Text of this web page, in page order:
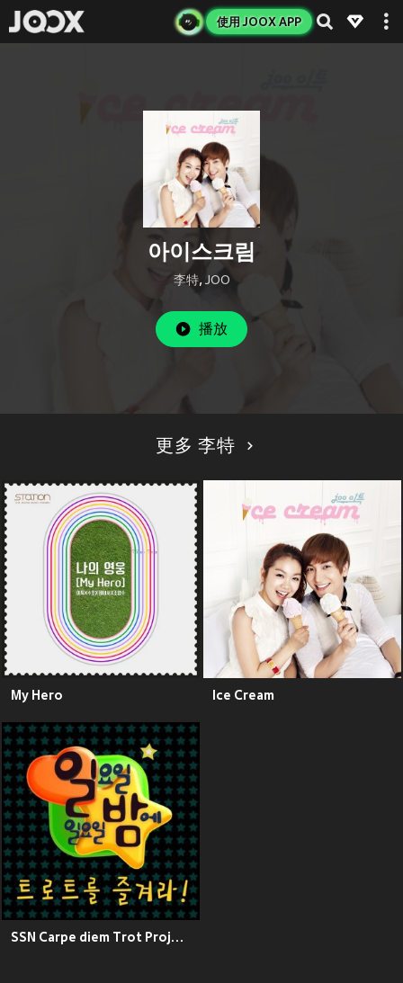
使用 JOOX APP
아이스크림
李特, JOO
播放
更多 李特
My Hero Ice Cream
SSN Carpe diem Trot Project-Please Give me